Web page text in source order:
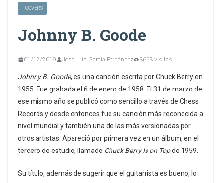
+ COVERS
Johnny B. Goode
01/12/2019 José Luis García Fernández 3663 visitas
Johnny B. Goode, es una canción escrita por Chuck Berry en
1955. Fue grabada el 6 de enero de 1958. El 31 de marzo de
ese mismo año se publicó como sencillo a través de Chess
Records y desde entonces fue su canción más reconocida a
nivel mundial y también una de las más versionadas por
otros artistas. Apareció por primera vez en un álbum, en el
tercero de estudio, llamado Chuck Berry Is on Topde 1959.
Su título, además de sugerir que el guitarrista es bueno, lo